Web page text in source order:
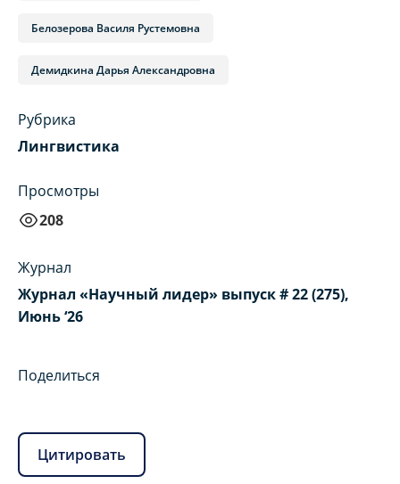
Белозерова Василя Рустемовна
Демидкина Дарья Александровна
Рубрика
Лингвистика
Просмотры
208
Журнал
Журнал «Научный лидер» выпуск # 22 (275),
Июнь ‘26
Поделиться
Цитировать